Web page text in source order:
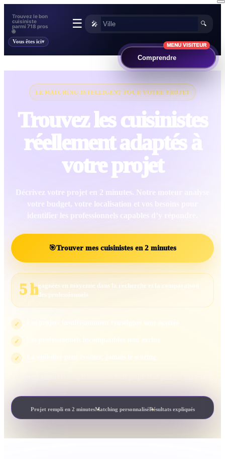
Trouvez le bon
cuisiniste
parmi 718 pros
🌐
🎤 🔍
☰
Vous êtes ici
LE MATCHING INTELLIGENT POUR VOTRE PROJET
Trouvez les cuisinistes
réellement adaptés à
votre projet
Décrivez votre projet en 2 minutes. Notre moteur analyse
votre budget, votre localisation et vos besoins pour
identifier les professionnels capables d’y répondre.
🎯Trouver mes cuisinistes en 2 minutes
5 hgagnées en moyenne dans la recherche et la comparaison
des professionnels
✓
✓
✓
Projet rempli en 2 minutesMatching personnaliséRésultats expliqués
MENU VISITEUR
Comprendre